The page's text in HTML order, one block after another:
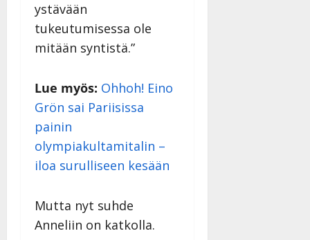
ystävään
tukeutumisessa ole
mitään syntistä.”
Lue myös: Ohhoh! Eino
Grön sai Pariisissa
painin
olympiakultamitalin –
iloa surulliseen kesään
Mutta nyt suhde
Anneliin on katkolla.